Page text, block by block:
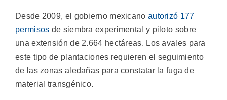
Desde 2009, el gobierno mexicano autorizó 177
permisos de siembra experimental y piloto sobre
una extensión de 2.664 hectáreas. Los avales para
este tipo de plantaciones requieren el seguimiento
de las zonas aledañas para constatar la fuga de
material transgénico.